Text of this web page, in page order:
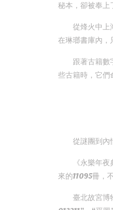
秘本，卻被奉上
從烽火中上
在琳瑯書庫內，
跟著古籍數
些古籍時，它們
從謎團到內
《永樂年
來的11095冊，
臺北故宮博